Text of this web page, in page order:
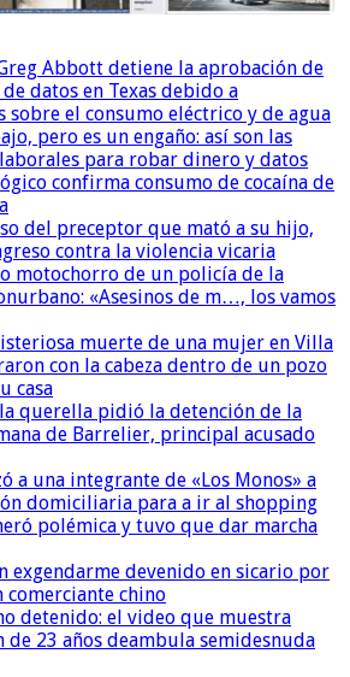
Abbott detiene la aprobación de
datos en Texas debido a
sobre el consumo eléctrico y de agua
pero es un engaño: así son las
para robar dinero y datos
confirma consumo de cocaína de
del preceptor que mató a su hijo,
contra la violencia vicaria
motochorro de un policía de la
«Asesinos de m…, los vamos
muerte de una mujer en Villa
con la cabeza dentro de un pozo
casa
querella pidió la detención de la
de Barrelier, principal acusado
a una integrante de «Los Monos» a
domiciliaria para a ir al shopping
polémica y tuvo que dar marcha
exgendarme devenido en sicario por
comerciante chino
detenido: el video que muestra
de 23 años deambula semidesnuda